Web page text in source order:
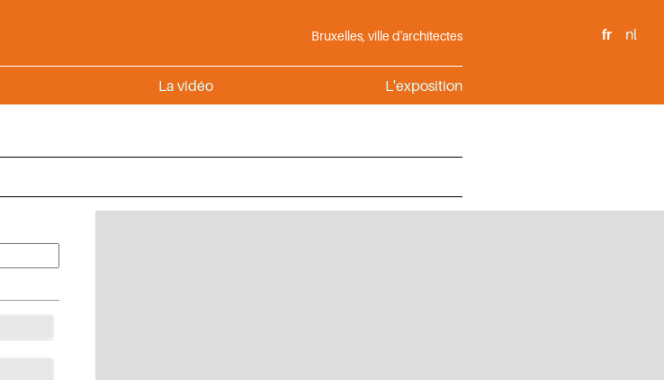
Bruxelles, ville d'architectes
La vidéo L'exposition
fr nl